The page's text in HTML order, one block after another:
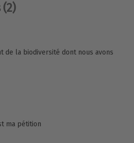
(2)
de la biodiversité dont nous avons
ma pétition